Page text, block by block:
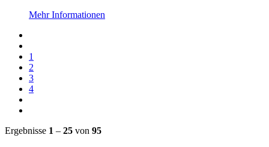
Mehr Informationen
1
2
3
4
Ergebnisse 1 – 25 von 95